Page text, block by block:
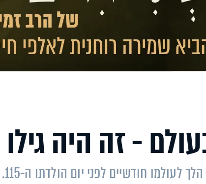
- זה היה גילו
חואן ויסנטה פרז, סב ל-41 נכדים מוונצואלה, הלך לעולמו חודשיים לפני יום הולדתו ה-115.